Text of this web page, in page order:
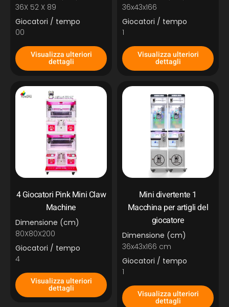
36X 52 X 89
Giocatori / tempo
00
Visualizza ulteriori
dettagli
36x43x166
Giocatori / tempo
1
Visualizza ulteriori
dettagli
4 Giocatori Pink Mini Claw
Machine
Dimensione (cm)
80X80X200
Giocatori / tempo
4
Visualizza ulteriori
dettagli
Mini divertente 1
Macchina per artigli del
giocatore
Dimensione (cm)
36x43x166 cm
Giocatori / tempo
1
Visualizza ulteriori
dettagli